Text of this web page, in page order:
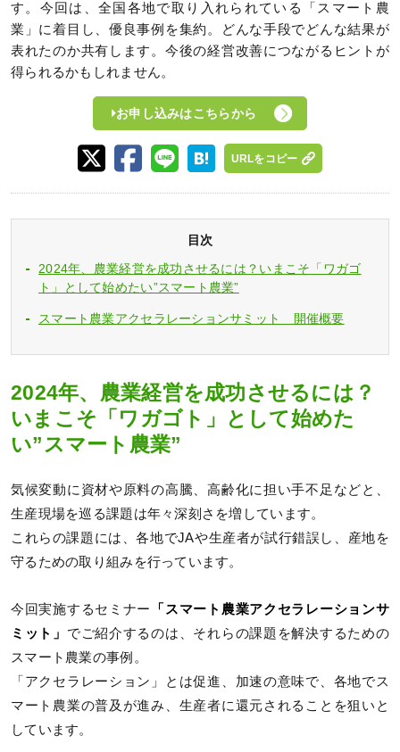
す。今回は、全国各地で取り入れられている「スマート農
業」に着目し、優良事例を集約。どんな手段でどんな結果が
表れたのか共有します。今後の経営改善につながるヒントが
得られるかもしれません。
お申し込みはこちらから
URLをコピー
目次
2024年、農業経営を成功させるには？いまこそ「ワガゴ
ト」として始めたい”スマート農業”
スマート農業アクセラレーションサミット 開催概要
2024年、農業経営を成功させるには？
いまこそ「ワガゴト」として始めた
い”スマート農業”
気候変動に資材や原料の高騰、高齢化に担い手不足などと、
生産現場を巡る課題は年々深刻さを増しています。
これらの課題には、各地でJAや生産者が試行錯誤し、産地を
守るための取り組みを行っています。
今回実施するセミナー
「スマート農業アクセラレーションサ
ミット」 でご紹介するのは、それらの課題を解決するための
スマート農業の事例。
「アクセラレーション」とは促進、加速の意味で、各地でス
マート農業の普及が進み、生産者に還元されることを狙いと
しています。